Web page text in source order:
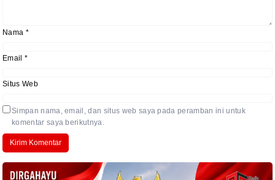
Nama *
Email *
Situs Web
Simpan nama, email, dan situs web saya pada peramban ini untuk
komentar saya berikutnya.